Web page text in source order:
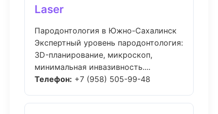
Laser
Пародонтология в Южно-Сахалинск
Экспертный уровень пародонтология:
3D-планирование, микроскоп,
минимальная инвазивность....
Телефон: +7 (958) 505-99-48